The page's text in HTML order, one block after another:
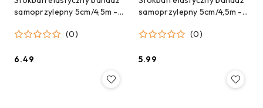
samoprzylepny 5cm/4,5m -
(0)
Cena:
6.49
samoprzylepny 5cm/4,5m -
(0)
Cena:
5.99